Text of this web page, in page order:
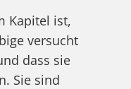
Kapitel ist,
versucht
dass sie
Sie sind